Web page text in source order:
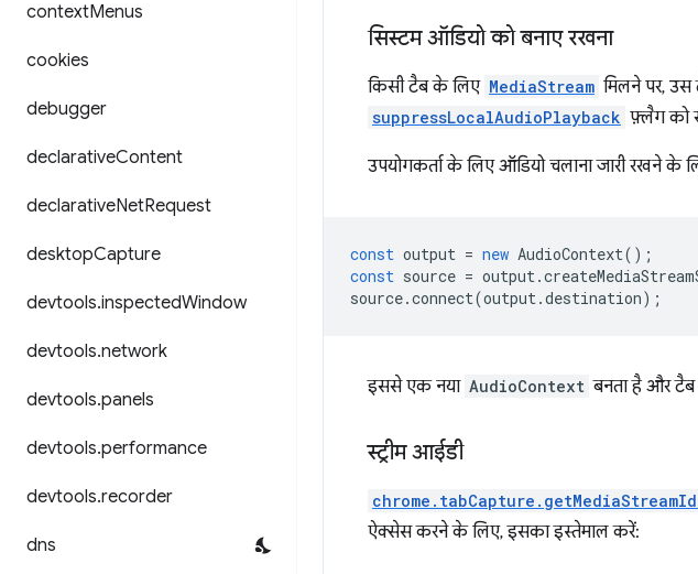
contextMenus
cookies
debugger
declarativeContent
declarativeNetRequest
desktopCapture
devtools.inspectedWindow
devtools.network
devtools.panels
devtools.performance
devtools.recorder
dns
सिस्टम ऑडियो को बनाए रखना
किसी टैब के लिए MediaStream मिलने पर, उस
suppressLocalAudioPlayback फ़्लैग को
उपयोगकर्ता के लिए ऑडियो चलाना जारी रखने के
const output = new AudioContext();
const source = output.
source.connect(output.destination);
इससे एक नया AudioContext बनता है और
स्ट्रीम आईडी
ऐक्सेस करने के लिए, इसका इस्तेमाल करें: